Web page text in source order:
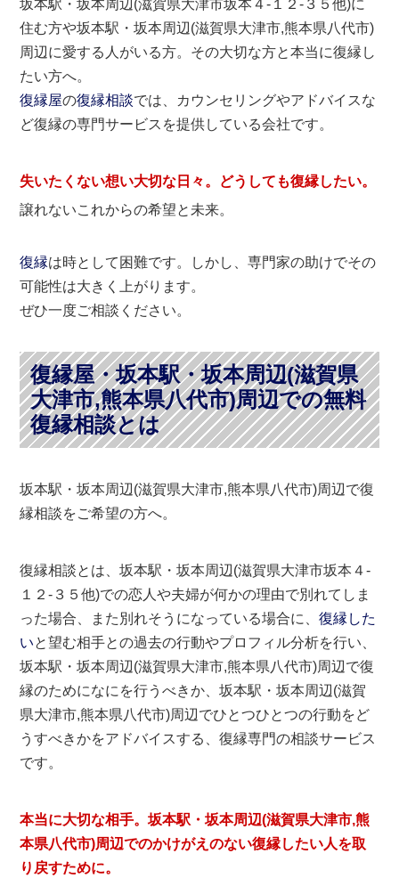
坂本駅・坂本周辺(滋賀県大津市坂本４-１２-３５他)に
住む方や坂本駅・坂本周辺(滋賀県大津市,熊本県八代市)
周辺に愛する人がいる方。その大切な方と本当に復縁し
たい方へ。
復縁屋の復縁相談では、カウンセリングやアドバイスな
ど復縁の専門サービスを提供している会社です。
失いたくない想い大切な日々。どうしても復縁したい。
譲れないこれからの希望と未来。
復縁は時として困難です。しかし、専門家の助けでその
可能性は大きく上がります。
ぜひ一度ご相談ください。
復縁屋・坂本駅・坂本周辺(滋賀県
大津市,熊本県八代市)周辺での無料
復縁相談とは
坂本駅・坂本周辺(滋賀県大津市,熊本県八代市)周辺で復
縁相談をご希望の方へ。
復縁相談とは、坂本駅・坂本周辺(滋賀県大津市坂本４-
１２-３５他)での恋人や夫婦が何かの理由で別れてしま
った場合、また別れそうになっている場合に、復縁した
いと望む相手との過去の行動やプロフィル分析を行い、
坂本駅・坂本周辺(滋賀県大津市,熊本県八代市)周辺で復
縁のためになにを行うべきか、坂本駅・坂本周辺(滋賀
県大津市,熊本県八代市)周辺でひとつひとつの行動をど
うすべきかをアドバイスする、復縁専門の相談サービス
です。
本当に大切な相手。坂本駅・坂本周辺(滋賀県大津市,熊
本県八代市)周辺でのかけがえのない復縁したい人を取
り戻すために。